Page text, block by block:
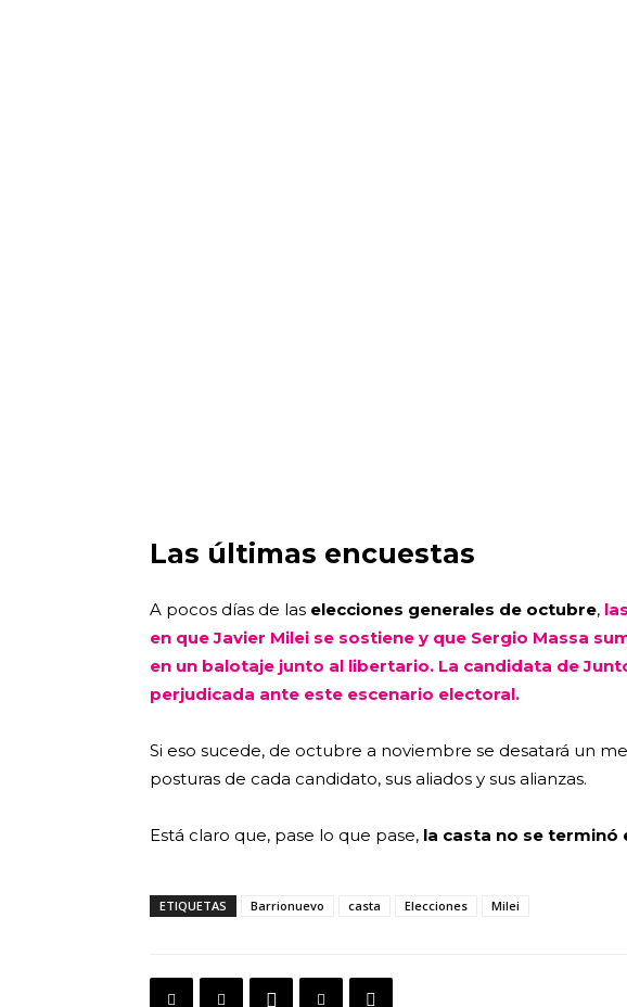
Las últimas encuestas
A pocos días de las elecciones generales de octubre,
en que Javier Milei se sostiene y que Sergio Massa
en un balotaje junto al libertario. La candidata de
perjudicada ante este escenario electoral.
Si eso sucede, de octubre a noviembre se desatará un
posturas de cada candidato, sus aliados y sus alianzas.
Está claro que, pase lo que pase, la casta no se terminó
ETIQUETAS Barrionuevo casta Elecciones Milei